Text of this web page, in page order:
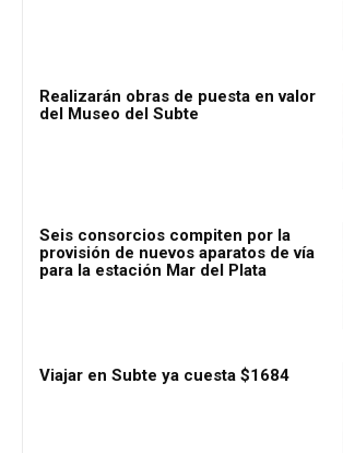
Realizarán obras de puesta en valor
del Museo del Subte
Seis consorcios compiten por la
provisión de nuevos aparatos de vía
para la estación Mar del Plata
Viajar en Subte ya cuesta $1684